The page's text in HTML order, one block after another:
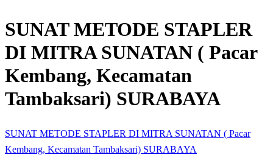
SUNAT METODE STAPLER
DI MITRA SUNATAN ( Pacar
Kembang, Kecamatan
Tambaksari) SURABAYA
SUNAT METODE STAPLER DI MITRA SUNATAN ( Pacar
Kembang, Kecamatan Tambaksari) SURABAYA